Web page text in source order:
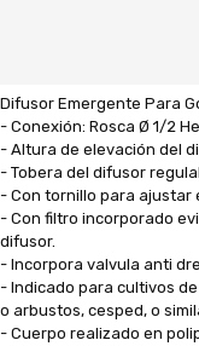
Difusor Emergente Para
- Conexión: Rosca Ø 1/2
- Altura de elevación del
- Tobera del difusor
- Con tornillo para ajustar
- Con filtro incorporado
difusor.
- Incorpora valvula anti
- Indicado para cultivos
o arbustos, cesped, o
- Cuerpo realizado en